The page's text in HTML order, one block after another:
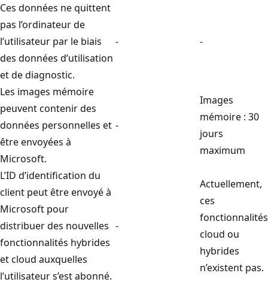
Ces données ne quittent
pas l’ordinateur de
l’utilisateur par le biais
des données d’utilisation
et de diagnostic.
- -
Les images mémoire
peuvent contenir des
données personnelles et
être envoyées à
Microsoft.
-
Images
mémoire : 30
jours
maximum
L’ID d’identification du
client peut être envoyé à
Microsoft pour
distribuer des nouvelles
fonctionnalités hybrides
et cloud auxquelles
l’utilisateur s’est abonné.
-
Actuellement,
ces
fonctionnalités
cloud ou
hybrides
n’existent pas.